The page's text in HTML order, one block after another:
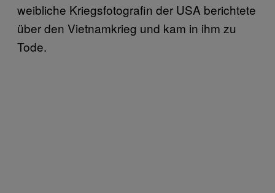
weibliche Kriegsfotografin der USA berichtete
über den Vietnamkrieg und kam in ihm zu
Tode.